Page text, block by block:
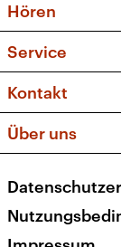
Musikliste
Kakadu
Hören
Service
FAQ
Apps
Kontakt
Social
Über uns
Presse
Karriere